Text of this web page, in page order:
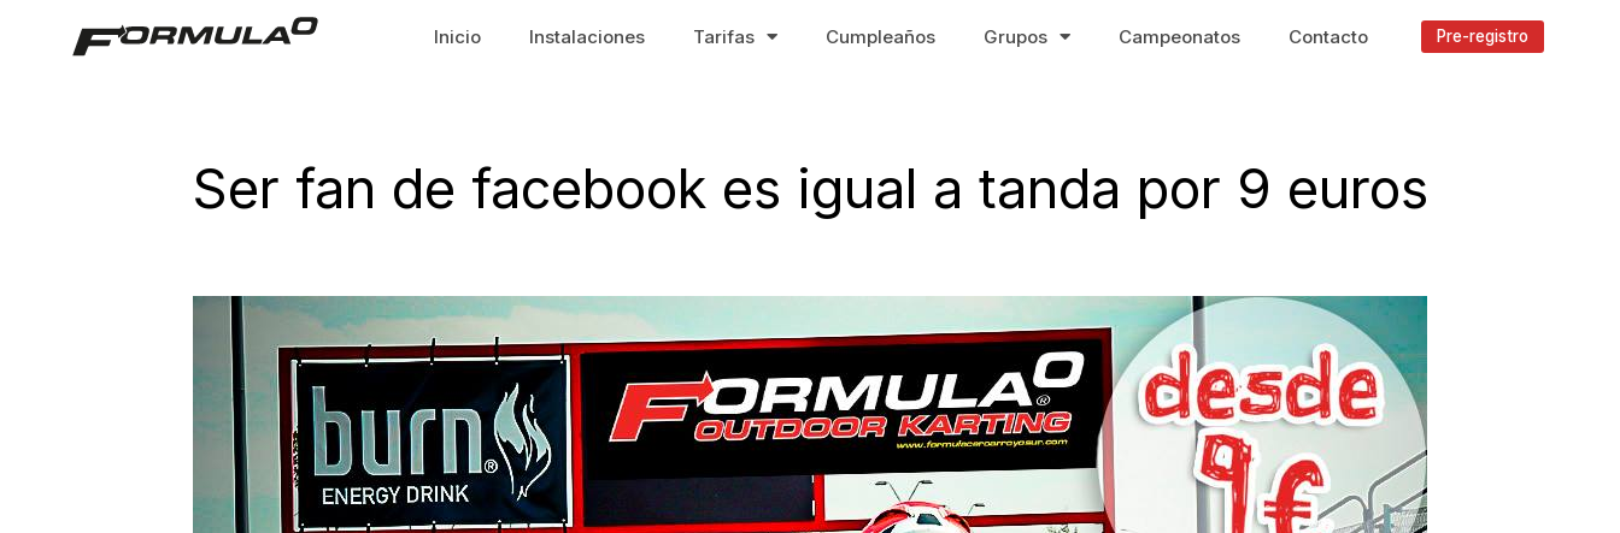
Inicio Instalaciones Tarifas Cumpleaños Grupos Campeonatos Contacto Pre-registro
Ser fan de facebook es igual a tanda por 9 euros